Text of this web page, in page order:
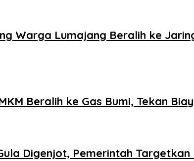
Warga Lumajang Beralih ke
Beralih ke Gas Bumi, Tekan
Digenjot, Pemerintah